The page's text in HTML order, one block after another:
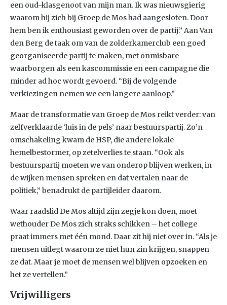
een oud-klasgenoot van mijn man. Ik was nieuwsgierig
waarom hij zich bij Groep de Mos had aangesloten. Door
hem ben ik enthousiast geworden over de partij.” Aan Van
den Berg de taak om van de zolderkamerclub een goed
georganiseerde partij te maken, met onmisbare
waarborgen als een kascommissie en een campagne die
minder ad hoc wordt gevoerd. “Bij de volgende
verkiezingen nemen we een langere aanloop.”
Maar de transformatie van Groep de Mos reikt verder: van
zelfverklaarde ‘luis in de pels’ naar bestuurspartij. Zo’n
omschakeling kwam de HSP, die andere lokale
hemelbestormer, op zetelverlies te staan. “Ook als
bestuurspartij moeten we van onderop blijven werken, in
de wijken mensen spreken en dat vertalen naar de
politiek,” benadrukt de partijleider daarom.
Waar raadslid De Mos altijd zijn zegje kon doen, moet
wethouder De Mos zich straks schikken – het college
praat immers met één mond. Daar zit hij niet over in. “Als je
mensen uitlegt waarom ze niet hun zin krijgen, snappen
ze dat. Maar je moet de mensen wel blijven opzoeken en
het ze vertellen.”
Vrijwilligers